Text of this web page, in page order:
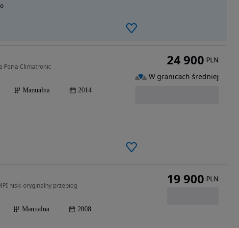
Perła Climatronic
Manualna 2014
24 900 PLN
W granicach średniej
niski oryginalny przebieg
Manualna 2008
19 900 PLN